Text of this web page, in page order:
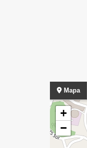
Mapa
+
−